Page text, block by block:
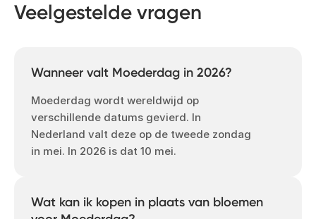
Veelgestelde vragen
Wanneer valt Moederdag in 2026?
Moederdag wordt wereldwijd op
verschillende datums gevierd. In
Nederland valt deze op de tweede zondag
in mei. In 2026 is dat 10 mei.
Wat kan ik kopen in plaats van bloemen